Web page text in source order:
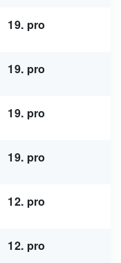
19. pro
19. pro
19. pro
19. pro
12. pro
12. pro